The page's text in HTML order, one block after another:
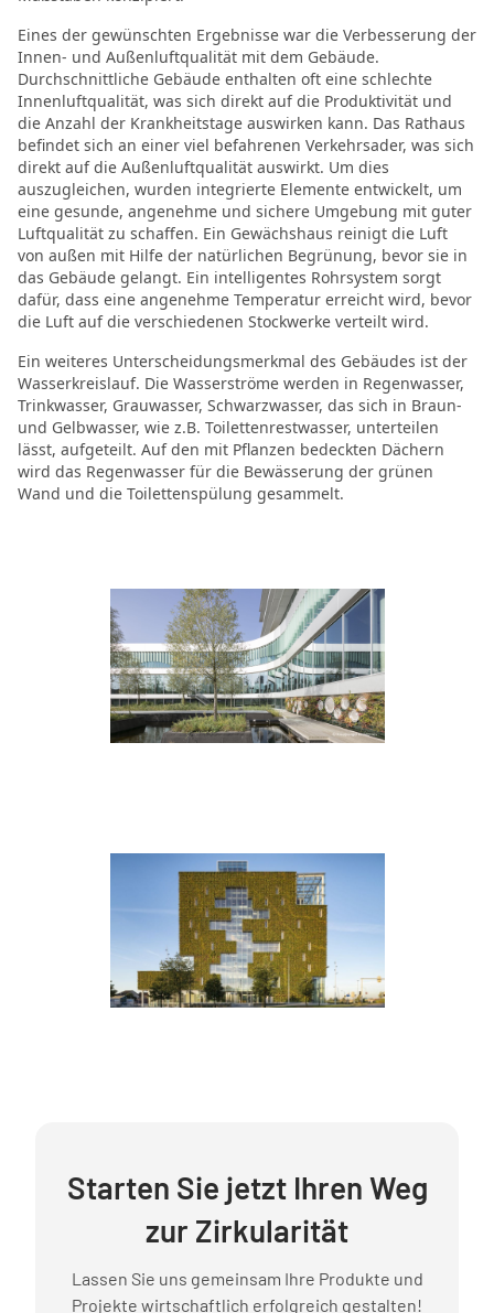
Eines der gewünschten Ergebnisse war die Verbesserung der
Innen- und Außenluftqualität mit dem Gebäude.
Durchschnittliche Gebäude enthalten oft eine schlechte
Innenluftqualität, was sich direkt auf die Produktivität und
die Anzahl der Krankheitstage auswirken kann. Das Rathaus
befindet sich an einer viel befahrenen Verkehrsader, was sich
direkt auf die Außenluftqualität auswirkt. Um dies
auszugleichen, wurden integrierte Elemente entwickelt, um
eine gesunde, angenehme und sichere Umgebung mit guter
Luftqualität zu schaffen. Ein Gewächshaus reinigt die Luft
von außen mit Hilfe der natürlichen Begrünung, bevor sie in
das Gebäude gelangt. Ein intelligentes Rohrsystem sorgt
dafür, dass eine angenehme Temperatur erreicht wird, bevor
die Luft auf die verschiedenen Stockwerke verteilt wird.
Ein weiteres Unterscheidungsmerkmal des Gebäudes ist der
Wasserkreislauf. Die Wasserströme werden in Regenwasser,
Trinkwasser, Grauwasser, Schwarzwasser, das sich in Braun-
und Gelbwasser, wie z.B. Toilettenrestwasser, unterteilen
lässt, aufgeteilt. Auf den mit Pflanzen bedeckten Dächern
wird das Regenwasser für die Bewässerung der grünen
Wand und die Toilettenspülung gesammelt.
Starten Sie jetzt Ihren Weg
zur Zirkularität
Lassen Sie uns gemeinsam Ihre Produkte und
Projekte wirtschaftlich erfolgreich gestalten!